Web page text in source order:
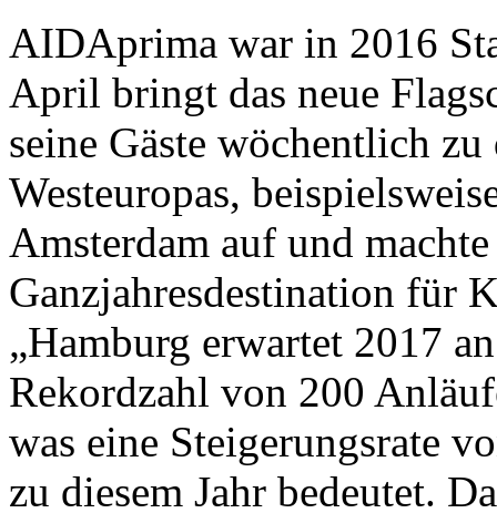
AIDAprima war in 2016
April bringt das neue
seine Gäste wöchentlich
Westeuropas,
Amsterdam auf und
Ganzjahresdestination für
„Hamburg erwartet 2017
Rekordzahl von 200
was eine Steigerungsrate
zu diesem Jahr bedeutet.